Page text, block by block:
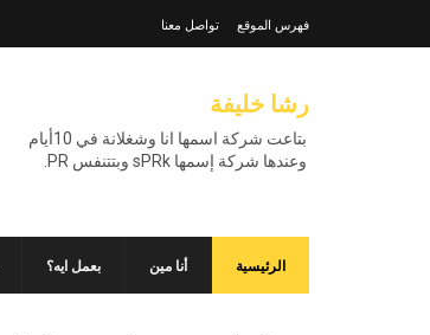
فهرس الموقع تواصل معنا
رشا خليفة
بتاعت شركة اسمها انا وشغلانة في 10أيام
وعندها شركة إسمها sPRk وبتتنفس PR.
الرئيسية أنا مين بعمل ايه؟